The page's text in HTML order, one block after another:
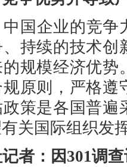
国企业的竞争
持续的技术创
规模经济优势
原则，严格遵
策是各国普
关国际组织发
者：因301调